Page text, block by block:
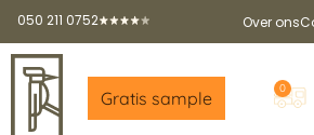
050 211 0752 Over ons
Gratis sample 0